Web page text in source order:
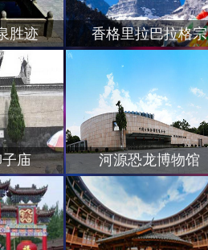
胜迹 香格里拉巴拉格宗
庙 河源恐龙博物馆